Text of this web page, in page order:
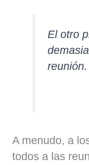
El otro
reunión.
A menudo, a
todos a las